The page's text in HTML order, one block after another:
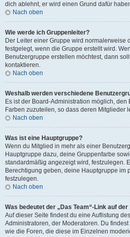
dich ablehnt, er wird einen Grund dafür
Nach oben
Wie werde ich Gruppenleiter?
Der Leiter einer Gruppe wird normalerweise
festgelegt, wenn die Gruppe erstellt wird.
Benutzergruppe erstellen möchtest, dann
kontaktieren.
Nach oben
Weshalb werden verschiedene
Es ist der Board-Administration möglich,
Farben zuzuteilen, so dass deren Mitglieder
Nach oben
Was ist eine Hauptgruppe?
Wenn du Mitglied in mehr als einer
Hauptgruppe dazu, deine Gruppenfarbe
standardmäßig angezeigt wird, festzulegen.
Berechtigung geben, deine Hauptgruppe im
festzulegen.
Nach oben
Was bedeutet der „Das Team“-Link auf
Auf dieser Seite findest du eine Auflistung
Administratoren, der Moderatoren. Du
wie die Foren, die diese im Einzelnen